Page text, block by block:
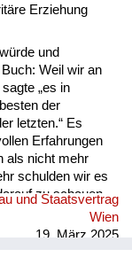
Erziehung
und
Weil wir an
„es in
der
letzten.“ Es
Erfahrungen
als nicht mehr
schulden wir es
zu schauen,
die autoritäre
wollen,
und Staatsvertrag
Wien
19. März 2025